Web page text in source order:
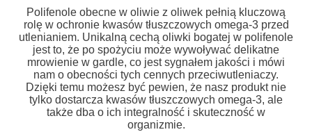
Polifenole obecne w oliwie z oliwek pełnią kluczową
rolę w ochronie kwasów tłuszczowych omega-3 przed
utlenianiem. Unikalną cechą oliwki bogatej w polifenole
jest to, że po spożyciu może wywoływać delikatne
mrowienie w gardle, co jest sygnałem jakości i mówi
nam o obecności tych cennych przeciwutleniaczy.
Dzięki temu możesz być pewien, że nasz produkt nie
tylko dostarcza kwasów tłuszczowych omega-3, ale
także dba o ich integralność i skuteczność w
organizmie.